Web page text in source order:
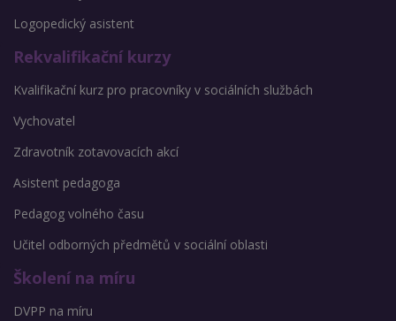
Logopedický asistent
Rekvalifikační kurzy
Kvalifikační kurz pro pracovníky v sociálních službách
Vychovatel
Zdravotník zotavovacích akcí
Asistent pedagoga
Pedagog volného času
Učitel odborných předmětů v sociální oblasti
Školení na míru
DVPP na míru